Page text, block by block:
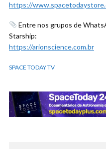
https://
Entre nos grupos de
Starship:
https://arionscience.com.br
SPACE TODAY TV